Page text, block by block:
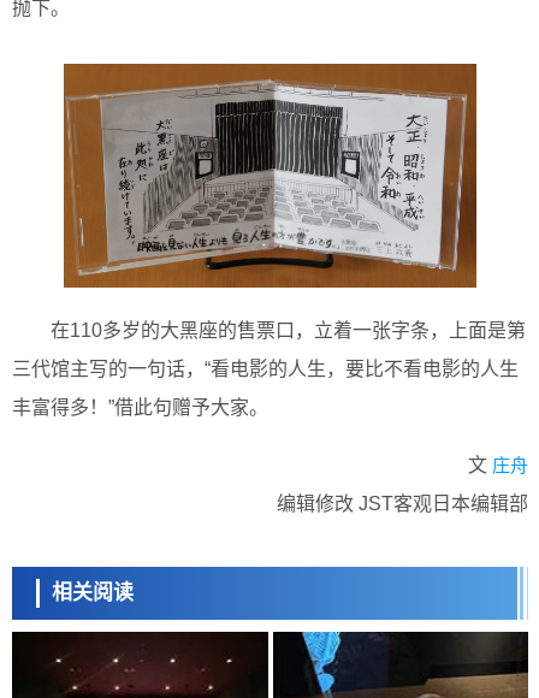
抛下。
在110多岁的大黑座的售票口，立着一张字条，上面是第
三代馆主写的一句话，“看电影的人生，要比不看电影的人生
丰富得多！”借此句赠予大家。
文 庄舟
编辑修改 JST客观日本编辑部
相关阅读